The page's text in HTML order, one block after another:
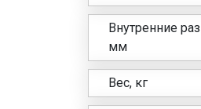
Внутренние
мм
Вес, кг